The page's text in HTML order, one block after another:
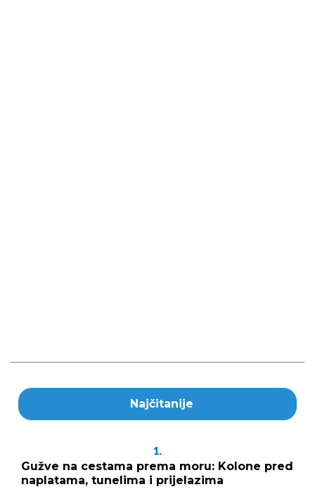
Najčitanije
1.
Gužve na cestama prema moru: Kolone pred
naplatama, tunelima i prijelazima